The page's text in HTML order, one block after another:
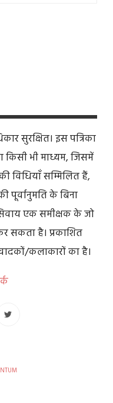
सुरक्षित। इस पत्रिका
किसी भी माध्यम, जिसमें
विधियाँ सम्मिलित हैं,
पूर्वानुमति के बिना
एक समीक्षक के जो
सकता है। प्रकाशित
कलाकारों का है।